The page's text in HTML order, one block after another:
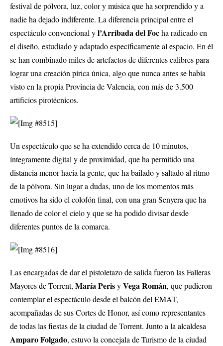
festival de pólvora, luz, color y música que ha sorprendido y a
nadie ha dejado indiferente. La diferencia principal entre el
espectáculo convencional yl’Arribada del Focha radicado en
el diseño, estudiado y adaptado específicamente al espacio. En él
se han combinado miles de artefactos de diferentes calibres para
lograr una creación pírica única, algo que nunca antes se había
visto en la propia Provincia de Valencia, con más de 3.500
artificios pirotécnicos.
Un espectáculo que se ha extendido cerca de 10 minutos,
íntegramente digital y de proximidad, que ha permitido una
distancia menor hacia la gente, que ha bailado y saltado al ritmo
de la pólvora. Sin lugar a dudas, uno de los momentos más
emotivos ha sido el colofón final, con una gran Senyera que ha
llenado de color el cielo y que se ha podido divisar desde
diferentes puntos de la comarca.
Las encargadas de dar el pistoletazo de salida fueron las Falleras
Mayores de Torrent, María PerisyVega Román, que pudieron
contemplar el espectáculo desde el balcón del EMAT,
acompañadas de sus Cortes de Honor, así como representantes
de todas las fiestas de la ciudad de Torrent. Junto a la alcaldesa
Amparo Folgado, estuvo la concejala de Turismo de la ciudad